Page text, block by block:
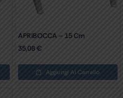
APRIBOCCA – 15 Cm
35,08€
Aggiungi Al Carrello